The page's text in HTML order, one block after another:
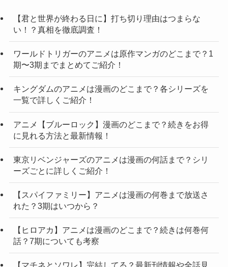
【君と世界が終わる日に】打ち切り理由はつまらな
い！？真相を徹底調査！
ワールドトリガーのアニメは原作マンガのどこまで？1
期〜3期までまとめてご紹介！
キングダムのアニメは漫画のどこまで？各シリーズを
一覧で詳しくご紹介！
アニメ【ブルーロック】漫画のどこまで？続きをお得
に見れる方法と最新情報！
東京リベンジャーズのアニメは漫画の何話まで？シリ
ーズごとに詳しくご紹介！
【スパイファミリー】アニメは漫画の何巻まで放送さ
れた？3期はいつから？
【ヒロアカ】アニメは漫画のどこまで？続きは何巻何
話？7期についても考察